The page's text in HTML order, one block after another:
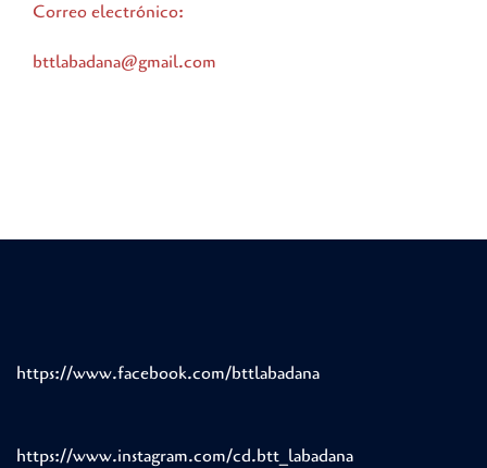
Correo electrónico:
bttlabadana@gmail.com
https://www.facebook.com/bttlabadana
https://www.instagram.com/cd.btt_labadana